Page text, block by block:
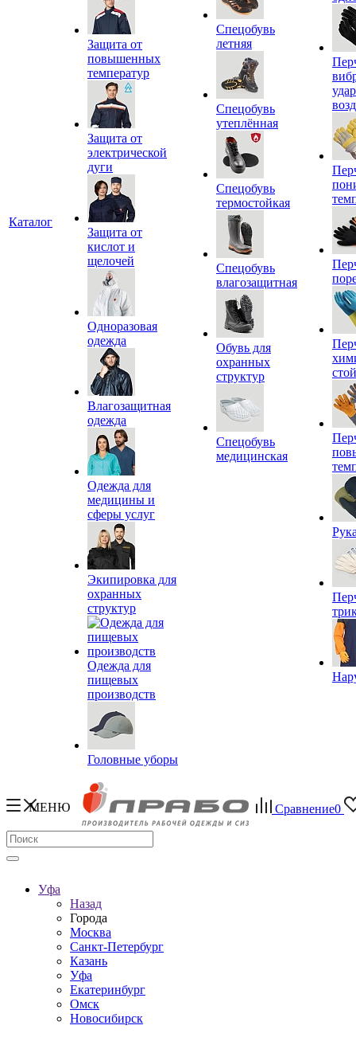
Каталог
Защита от
повышенных
температур
Защита от
электрической
дуги
Защита от
кислот и
щелочей
Одноразовая
одежда
Влагозащитная
одежда
Одежда для
медицины и
сферы услуг
Экипировка для
охранных
структур
Одежда для
пищевых
производств
Головные уборы
Спецобувь
летняя
Спецобувь
утеплённая
Спецобувь
термостойкая
Спецобувь
влагозащитная
Обувь для
охранных
структур
Спецобувь
медицинская
МЕНЮ Сравнение0
Уфа
Назад
Города
Москва
Санкт-Петербург
Казань
Уфа
Екатеринбург
Омск
Новосибирск